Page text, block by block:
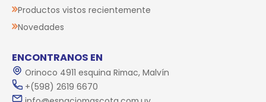
Productos vistos recientemente
Novedades
ENCONTRANOS EN
Orinoco 4911 esquina Rimac, Malvín
+(598) 2619 6670